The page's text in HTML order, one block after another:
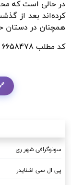
در حالی است که
همچنان در
کد مطلب6658478
سونوگرافی شهر ری
پی ال سی اشنایدر